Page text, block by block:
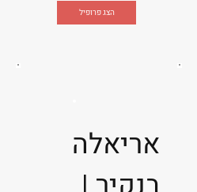
הצג פרופיל
אריאלה